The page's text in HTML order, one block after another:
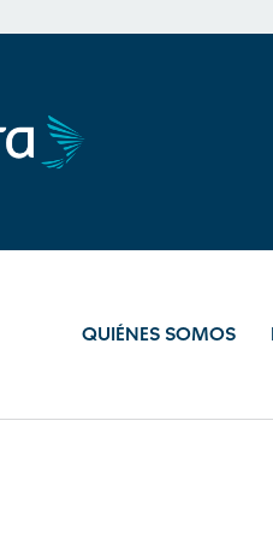
QUIÉNES SOMOS